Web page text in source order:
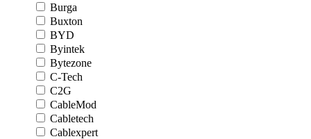
Burga
Buxton
BYD
Byintek
Bytezone
C-Tech
C2G
CableMod
Cabletech
Cablexpert